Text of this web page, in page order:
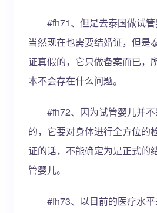
#fh71、但是去泰国做试管
当然现在也需要结婚证，但是
证真假的，它只做备案而已，
本不会存在什么问题。
#fh72、因为试管婴儿并不
的，它要对身体进行全方位的
证的话，不能确定为是正式的
管婴儿。
#fh73、以目前的医疗水平